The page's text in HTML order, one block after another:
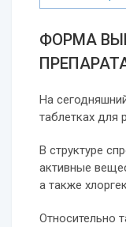
ФОРМА
На
таблетках для
В структуре
активные
а также
Относительно